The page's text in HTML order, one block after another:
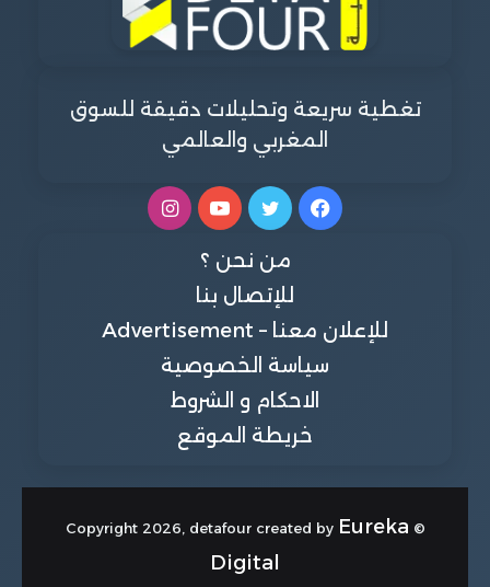
تغطية سريعة وتحليلات دقيقة للسوق
المغربي والعالمي
فيسبوكتويتر يوتيوبانستقرام
من نحن ؟
للإتصال بنا
للإعلان معنا – Advertisement
سياسة الخصوصية
الاحكام و الشروط
خريطة الموقع
© Copyright 2026, detafour created by
Eureka
Digital